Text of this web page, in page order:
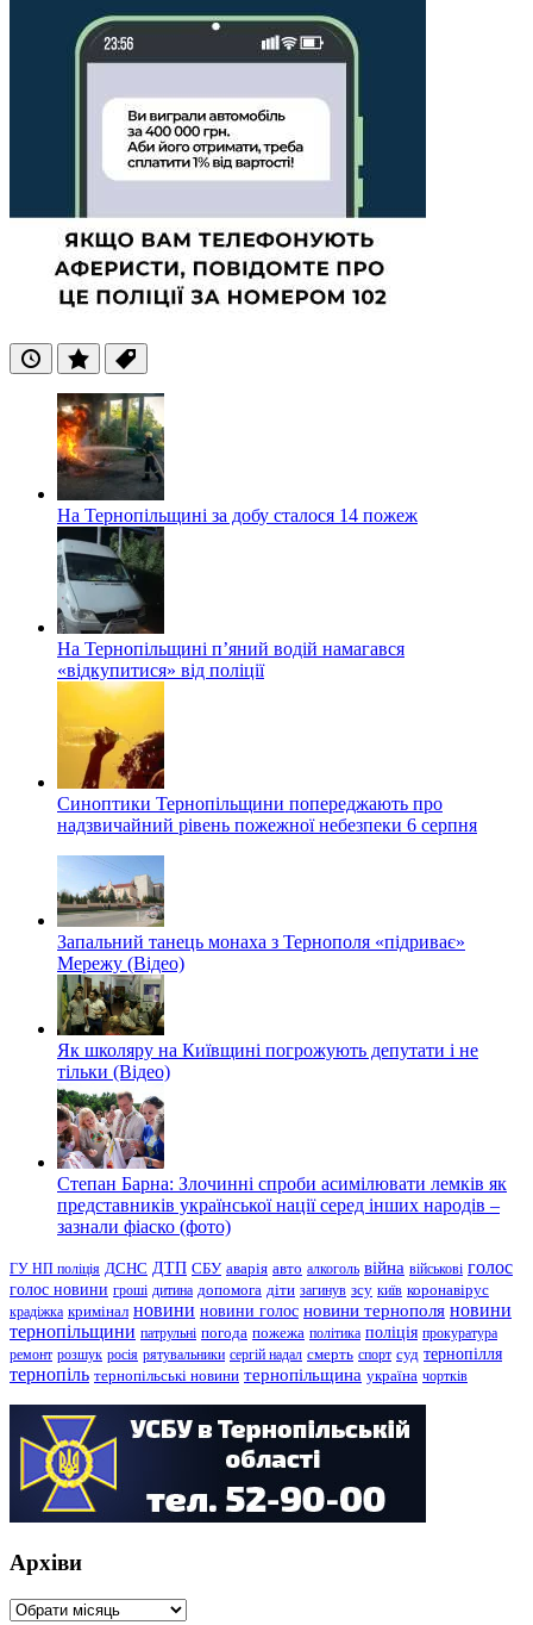
ОстанніПопулярні
Теги
На Тернопільщині за добу сталося 14 пожеж
На Тернопільщині п’яний водій намагався
«відкупитися» від поліції
Синоптики Тернопільщини попереджають про
надзвичайний рівень пожежної небезпеки 6 серпня
Запальний танець монаха з Тернополя «підриває»
Мережу (Відео)
Як школяру на Київщині погрожують депутати і не
тільки (Відео)
Степан Барна: Злочинні спроби асимілювати лемків як
представників української нації серед інших народів –
зазнали фіаско (фото)
ГУ НП поліція ДСНС ДТП СБУ аварія авто алкоголь війна військові голос
голос новини гроші дитина допомога діти загинув зсу київ коронавірус
крадіжка кримінал новини новини голос новини тернополя новини
тернопільщини патрульні погода пожежа політика поліція прокуратура
ремонт розшук росія рятувальники сергій надал смерть спорт суд тернопілля
тернопіль тернопільські новини тернопільщина україна чортків
Архіви
Архіви